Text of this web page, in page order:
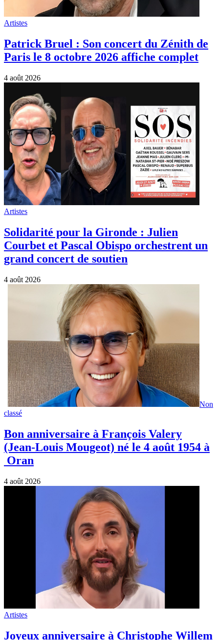
Artistes
Patrick Bruel : Son concert du Zénith de
Paris le 8 octobre 2026 affiche complet
4 août 2026
Artistes
Solidarité pour la Gironde : Julien
Courbet et Pascal Obispo orchestrent un
grand concert de soutien
4 août 2026
Non
classé
Bon anniversaire à François Valery
(Jean-Louis Mougeot) né le 4 août 1954 à
Oran
4 août 2026
Artistes
Joyeux anniversaire à Christophe Willem